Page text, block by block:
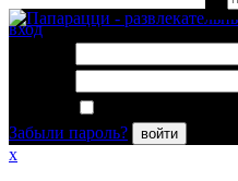
вход
Забыли пароль?
войти
x